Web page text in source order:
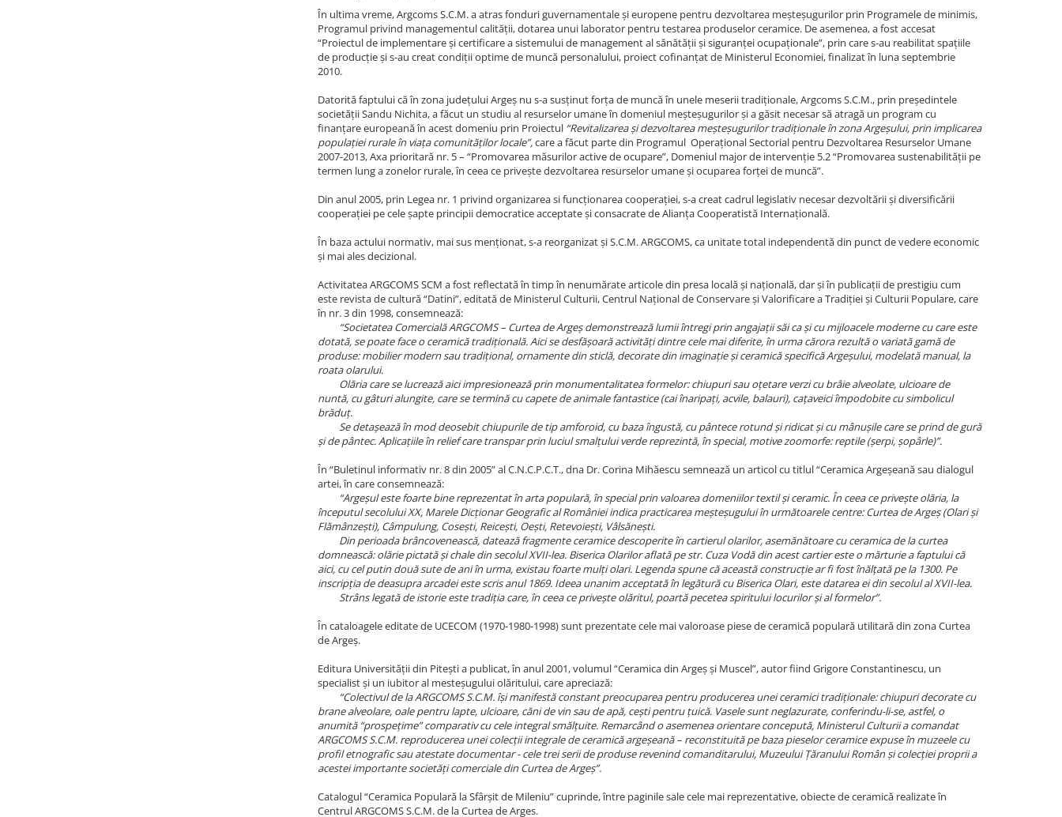
În ultima vreme, Argcoms S.C.M. a atras fonduri guvernamentale și europene pentru dezvoltarea meșteșugurilor prin Programele de minimis,
Programul privind managementul calității, dotarea unui laborator pentru testarea produselor ceramice. De asemenea, a fost accesat
“Proiectul de implementare și certificare a sistemului de management al sănătății și siguranței ocupaționale”, prin care s-au reabilitat spațiile
de producție și s-au creat condiții optime de muncă personalului, proiect cofinanțat de Ministerul Economiei, finalizat în luna septembrie
2010.
Datorită faptului că în zona județului Argeș nu s-a susținut forța de muncă în unele meserii tradiționale, Argcoms S.C.M., prin președintele
societății Sandu Nichita, a făcut un studiu al resurselor umane în domeniul meșteșugurilor și a găsit necesar să atragă un program cu
finanțare europeană în acest domeniu prin Proiectul “Revitalizarea și dezvoltarea meșteșugurilor tradiționale în zona Argeșului, prin implicarea
populației rurale în viața comunităților locale”,care a făcut parte din Programul Operațional Sectorial pentru Dezvoltarea Resurselor Umane
2007-2013, Axa prioritară nr. 5 – “Promovarea măsurilor active de ocupare”, Domeniul major de intervenție 5.2 “Promovarea sustenabilității pe
termen lung a zonelor rurale, în ceea ce privește dezvoltarea resurselor umane și ocuparea forței de muncă”.
Din anul 2005, prin Legea nr. 1 privind organizarea si funcționarea cooperației, s-a creat cadrul legislativ necesar dezvoltării și diversificării
cooperației pe cele șapte principii democratice acceptate și consacrate de Alianța Cooperatistă Internațională.
În baza actului normativ, mai sus menționat, s-a reorganizat și S.C.M. ARGCOMS, ca unitate total independentă din punct de vedere economic
și mai ales decizional.
Activitatea ARGCOMS SCM a fost reflectată în timp în nenumărate articole din presa locală și națională, dar și în publicații de prestigiu cum
este revista de cultură “Datini”, editată de Ministerul Culturii, Centrul Național de Conservare și Valorificare a Tradiției și Culturii Populare, care
în nr. 3 din 1998, consemnează:
“Societatea Comercială ARGCOMS – Curtea de Argeș demonstrează lumii întregi prin angajații săi ca și cu mijloacele moderne cu care este
dotată, se poate face o ceramică tradițională. Aici se desfășoară activități dintre cele mai diferite, în urma cărora rezultă o variată gamă de
produse: mobilier modern sau tradițional, ornamente din sticlă, decorate din imaginație și ceramică specifică Argeșului, modelată manual, la
roata olarului.
Olăria care se lucrează aici impresionează prin monumentalitatea formelor: chiupuri sau oțetare verzi cu brâie alveolate, ulcioare de
nuntă, cu gâturi alungite, care se termină cu capete de animale fantastice (cai înaripați, acvile, balauri), cațaveici împodobite cu simbolicul
brăduț.
Se detașează în mod deosebit chiupurile de tip amforoid, cu baza îngustă, cu pântece rotund și ridicat și cu mânușile care se prind de gură
și de pântec. Aplicațiile în relief care transpar prin luciul smalțului verde reprezintă, în special, motive zoomorfe: reptile (șerpi, șopârle)”.
În “Buletinul informativ nr. 8 din 2005” al C.N.C.P.C.T., dna Dr. Corina Mihăescu semnează un articol cu titlul “Ceramica Argeșeană sau dialogul
artei, în care consemnează:
“Argeșul este foarte bine reprezentat în arta populară, în special prin valoarea domeniilor textil și ceramic. În ceea ce privește olăria, la
începutul secolului XX, Marele Dicționar Geografic al României indica practicarea meșteșugului în următoarele centre: Curtea de Argeș (Olari și
Flămânzești), Câmpulung, Cosești, Reicești, Oești, Retevoiești, Vâlsănești.
Din perioada brâncovenească, datează fragmente ceramice descoperite în cartierul olarilor, asemănătoare cu ceramica de la curtea
domnească: olărie pictată și chale din secolul XVII-lea. Biserica Olarilor aflată pe str. Cuza Vodă din acest cartier este o mărturie a faptului că
aici, cu cel putin două sute de ani în urma, existau foarte mulți olari. Legenda spune că această construcție ar fi fost înălțată pe la 1300. Pe
inscripția de deasupra arcadei este scris anul 1869. Ideea unanim acceptată în legătură cu Biserica Olari, este datarea ei din secolul al XVII-lea.
Strâns legată de istorie este tradiția care, în ceea ce privește olăritul, poartă pecetea spiritului locurilor și al formelor”.
În cataloagele editate de UCECOM (1970-1980-1998) sunt prezentate cele mai valoroase piese de ceramică populară utilitară din zona Curtea
de Argeș.
Editura Universității din Pitești a publicat, în anul 2001, volumul “Ceramica din Argeș și Muscel”, autor fiind Grigore Constantinescu, un
specialist și un iubitor al mesteșugului olăritului, care apreciază:
“Colectivul de la ARGCOMS S.C.M. își manifestă constant preocuparea pentru producerea unei ceramici tradiționale: chiupuri decorate cu
brane alveolare, oale pentru lapte, ulcioare, căni de vin sau de apă, cești pentru țuică. Vasele sunt neglazurate, conferindu-li-se, astfel, o
anumită “prospețime” comparativ cu cele integral smălțuite. Remarcând o asemenea orientare concepută, Ministerul Culturii a comandat
ARGCOMS S.C.M. reproducerea unei colecții integrale de ceramică argeșeană – reconstituită pe baza pieselor ceramice expuse în muzeele cu
profil etnografic sau atestate documentar - cele trei serii de produse revenind comanditarului, MuzeuluiȚăranului Român și colecției proprii a
acestei importante societăți comerciale din Curtea de Argeș”.
Catalogul “Ceramica Populară la Sfârșit de Mileniu” cuprinde, între paginile sale cele mai reprezentative, obiecte de ceramică realizate în
Centrul ARGCOMS S.C.M. de la Curtea de Arges.